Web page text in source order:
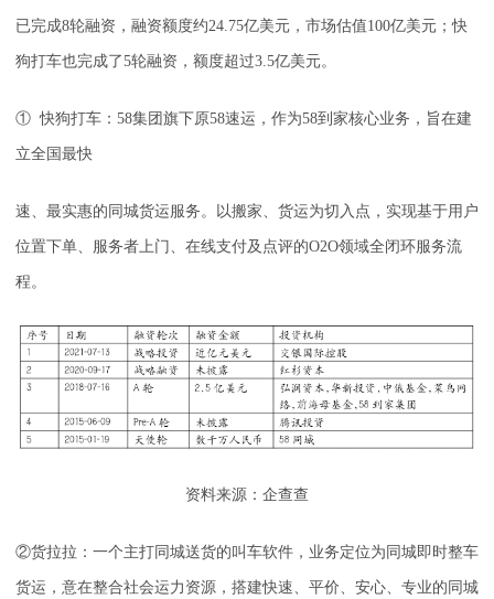
已完成8轮融资，融资额度约24.75亿美元，市场估值100亿美元；快
狗打车也完成了5轮融资，额度超过3.5亿美元。
① 快狗打车：58集团旗下原58速运，作为58到家核心业务，旨在建
立全国最快
速、最实惠的同城货运服务。以搬家、货运为切入点，实现基于用户
位置下单、服务者上门、在线支付及点评的O2O领域全闭环服务流
程。
资料来源：企查查
②货拉拉：一个主打同城送货的叫车软件，业务定位为同城即时整车
货运，意在整合社会运力资源，搭建快速、平价、安心、专业的同城